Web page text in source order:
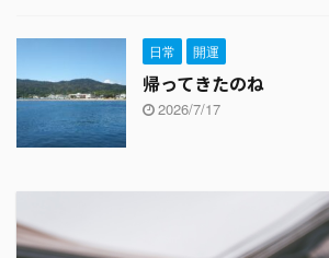
日常 開運
帰ってきたのね
2026/7/17